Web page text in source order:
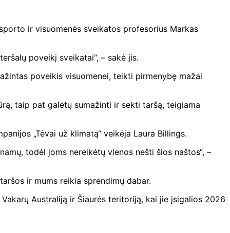
ir visuomenės sveikatos profesorius Markas
poveikį sveikatai“, – sakė jis.
poveikis visuomenei, teikti pirmenybę mažai
taip pat galėtų sumažinti ir sekti taršą, teigiama
„Tėvai už klimatą“ veikėja Laura Billings.
todėl joms nereikėtų vienos nešti šios naštos“, –
ir mums reikia sprendimų dabar.
Australiją ir Šiaurės teritoriją, kai jie įsigalios 2026